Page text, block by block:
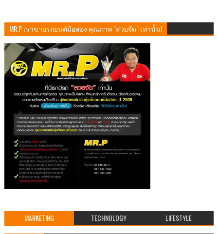
MR.P เราขายรถยนต์มือสอง คุณภาพ "สวยจัด" เท่านั้น!
MARKETING TECHNOLOGY LIFESTYLE